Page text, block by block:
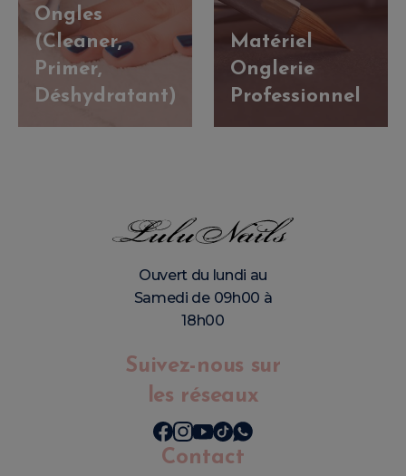
Ongles
(Cleaner,
Primer,
Déshydratant)
Matériel
Onglerie
Professionnel
Ouvert du lundi au
Samedi de 09h00 à
18h00
Suivez-nous sur
les réseaux
Contact